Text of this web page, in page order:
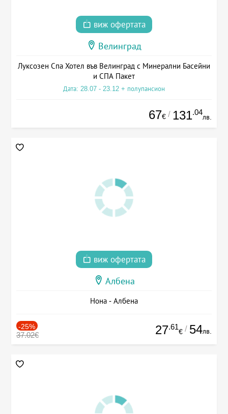
виж офертата
Велинград
Луксозен Спа Хотел във Велинград с Минерални Басейни
и СПА Пакет
Дата: 28.07 - 23.12 + полупансион
67€ / 131.04
лв.
виж офертата
Албена
Нона - Албена
-25%
37.02€ 27.61
€ / 54лв.